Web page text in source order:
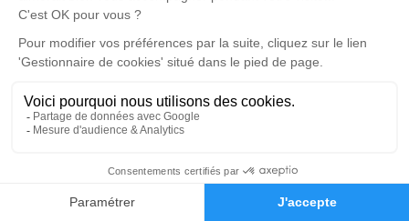
Faire-part Hommages
Cérémonie religieuse
Église Immaculée Conception Notre Dame de
rue de Démouville
14840 Cuverville
Je rends hommage